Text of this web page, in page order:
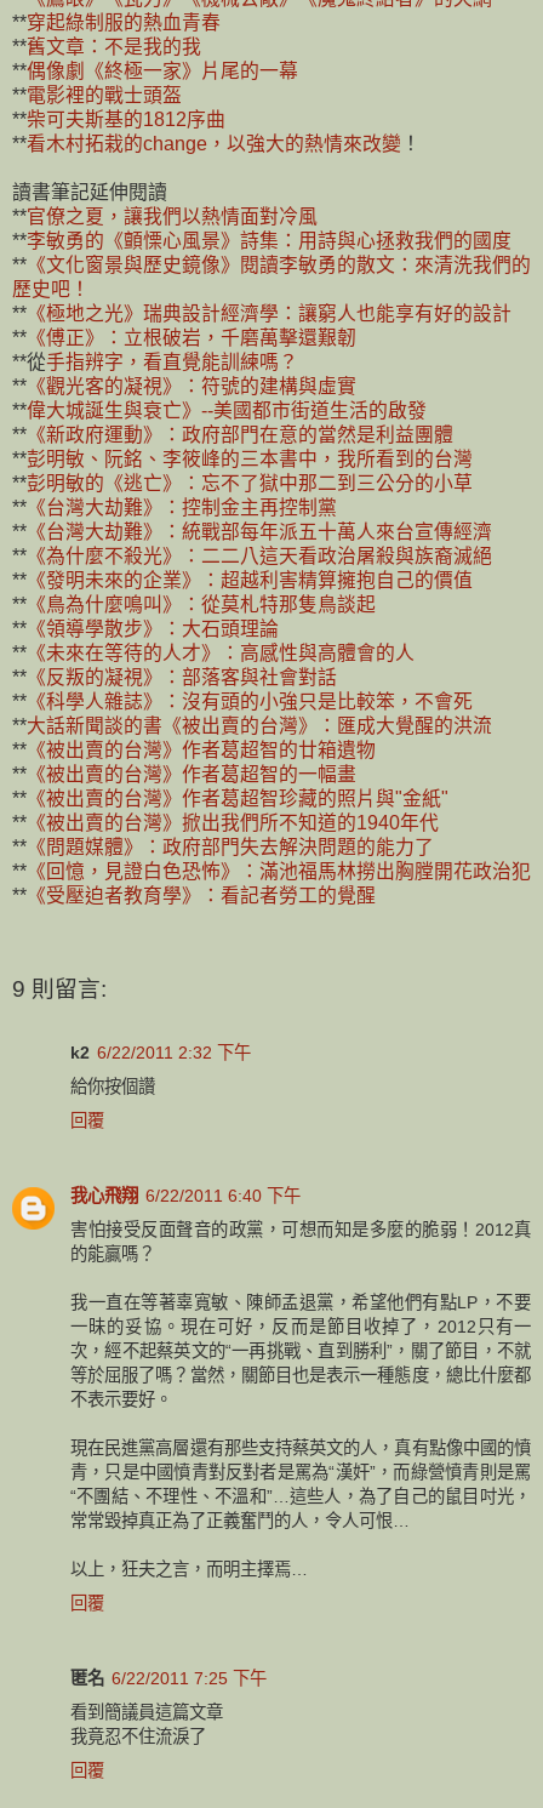
**穿起綠制服的熱血青春
**舊文章：不是我的我
**偶像劇《終極一家》片尾的一幕
**電影裡的戰士頭盔
**柴可夫斯基的1812序曲
**看木村拓栽的change，以強大的熱情來改變 ！
讀書筆記延伸閱讀
**官僚之夏，讓我們以熱情面對冷風
**李敏勇的《顫慄心風景》詩集：用詩與心拯救我們的國度
** 《文化窗景與歷史鏡像》閱讀李敏勇的散文：來清洗我們的
歷史吧！
** 《極地之光》瑞典設計經濟學：讓窮人也能享有好的設計
** 《傅正》：立根破岩，千磨萬擊還艱韌
**從手指辨字，看直覺能訓練嗎？
** 《觀光客的凝視》：符號的建構與虛實
**偉大城誕生與衰亡》--美國都市街道生活的啟發
** 《新政府運動》：政府部門在意的當然是利益團體
**彭明敏、阮銘、李筱峰的三本書中，我所看到的台灣
**彭明敏的《逃亡》：忘不了獄中那二到三公分的小草
** 《台灣大劫難》：控制金主再控制黨
** 《台灣大劫難》：統戰部每年派五十萬人來台宣傳經濟
** 《為什麼不殺光》：二二八這天看政治屠殺與族裔滅絕
** 《發明未來的企業》：超越利害精算擁抱自己的價值
** 《鳥為什麼鳴叫》：從莫札特那隻鳥談起
** 《領導學散步》：大石頭理論
** 《未來在等待的人才》：高感性與高體會的人
** 《反叛的凝視》：部落客與社會對話
** 《科學人雜誌》：沒有頭的小強只是比較笨，不會死
**大話新聞談的書《被出賣的台灣》：匯成大覺醒的洪流
** 《被出賣的台灣》作者葛超智的廿箱遺物
** 《被出賣的台灣》作者葛超智的一幅畫
** 《被出賣的台灣》作者葛超智珍藏的照片與"金紙"
** 《被出賣的台灣》掀出我們所不知道的1940年代
** 《問題媒體》：政府部門失去解決問題的能力了
** 《回憶，見證白色恐怖》：滿池福馬林撈出胸膛開花政治犯
** 《受壓迫者教育學》：看記者勞工的覺醒
9 則留言:
k2 6/22/2011 2:32 下午
給你按個讚
回覆
我心飛翔 6/22/2011 6:40 下午
害怕接受反面聲音的政黨，可想而知是多麼的脆弱！2012真
的能贏嗎？
我一直在等著辜寬敏、陳師孟退黨，希望他們有點LP，不要
一昧的妥協。現在可好，反而是節目收掉了，2012只有一
次，經不起蔡英文的“一再挑戰、直到勝利”，關了節目，不就
等於屈服了嗎？當然，關節目也是表示一種態度，總比什麼都
不表示要好。
現在民進黨高層還有那些支持蔡英文的人，真有點像中國的憤
青，只是中國憤青對反對者是罵為“漢奸”，而綠營憤青則是罵
“不團結、不理性、不溫和”…這些人，為了自己的鼠目吋光，
常常毀掉真正為了正義奮鬥的人，令人可恨…
以上，狂夫之言，而明主擇焉…
回覆
匿名 6/22/2011 7:25 下午
看到簡議員這篇文章
我竟忍不住流淚了
回覆